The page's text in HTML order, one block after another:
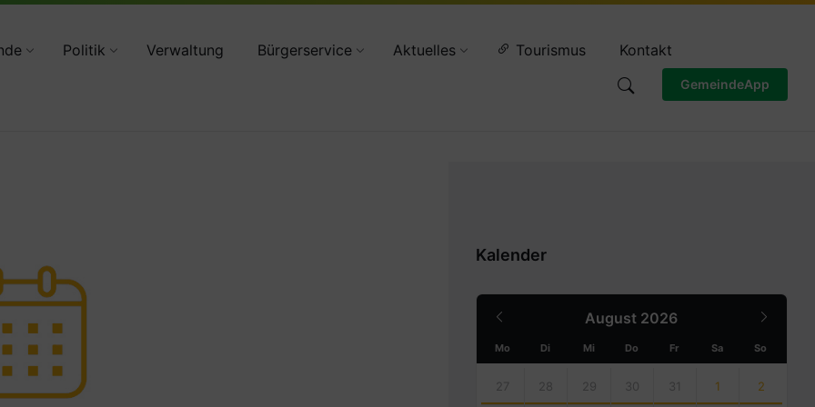
Politik Verwaltung Bürgerservice Aktuelles Tourismus Kontakt
GemeindeApp
Kalender
August 2026
Month
Mo Di Mi Do Fr Sa So
calendar
days
27 28 29 30 31 1 2